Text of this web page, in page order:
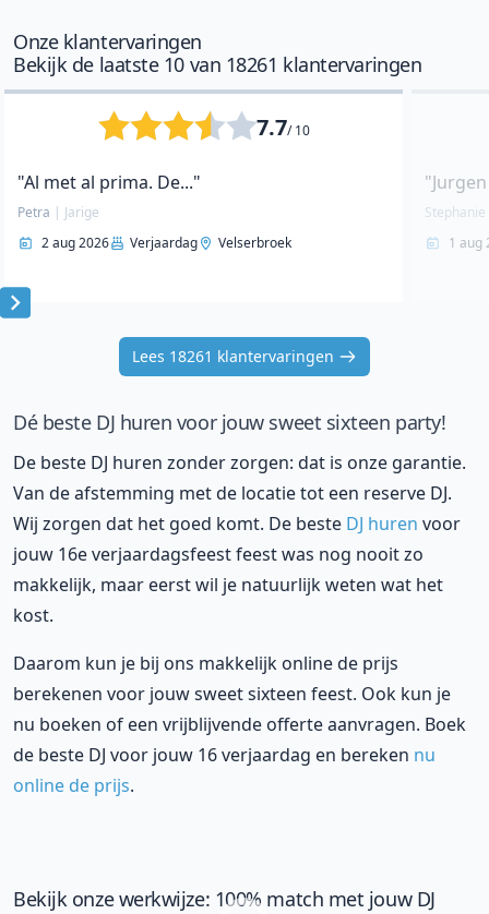
Onze klantervaringen
Bekijk de laatste 10 van 18261 klantervaringen
7.7/ 10
"Al met al prima. De..."
Petra | Jarige
2 aug 2026
Verjaardag Velserbroek
Stephanie
1 aug
Item
Lees 18261 klantervaringen
Dé beste DJ huren voor jouw sweet sixteen party!
De beste DJ huren zonder zorgen: dat is onze garantie.
Van de afstemming met de locatie tot een reserve DJ.
Wij zorgen dat het goed komt. De beste DJ huren voor
jouw 16e verjaardagsfeest feest was nog nooit zo
makkelijk, maar eerst wil je natuurlijk weten wat het
kost.
Daarom kun je bij ons makkelijk online de prijs
berekenen voor jouw sweet sixteen feest. Ook kun je
nu boeken of een vrijblijvende offerte aanvragen. Boek
de beste DJ voor jouw 16 verjaardag en bereken nu
online de prijs.
Bekijk onze werkwijze: 100% match met jouw DJ